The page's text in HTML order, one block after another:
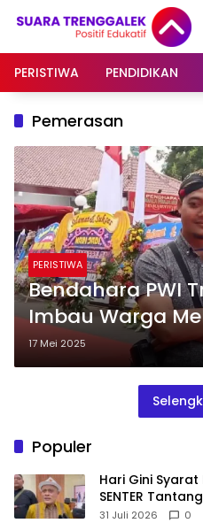
PERISTIWA
PENDIDIKAN
Pemerasan
PERISTIWA
Bendahara PWI
Imbau Warga
Penyalahgunaan
Wartawan
17 Mei 2025
Populer
Hari Gini Syarat
SENTER
Gunakan Open
31 Juli 2026 0